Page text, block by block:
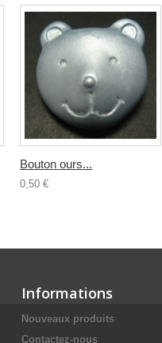
Bouton ours...
0,50 €
Informations
Nouveaux produits
Contactez-nous